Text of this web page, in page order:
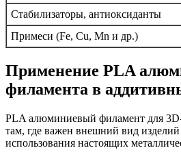
Стабилизаторы, антиоксиданты
Примеси (Fe, Cu, Mn и др.)
Применение PLA
филамента в
PLA алюминиевый филамент для 3D-
там, где важен внешний вид
использования настоящих